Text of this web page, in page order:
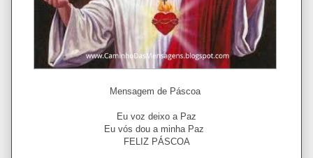
Mensagem de Páscoa
Eu voz deixo a Paz
Eu vós dou a minha Paz
FELIZ PÁSCOA